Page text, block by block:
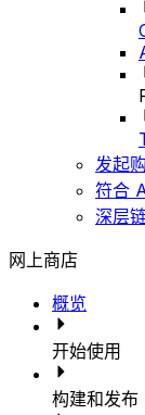
发起
符合
深层
网上商店
概览
开始使用
构建和发布